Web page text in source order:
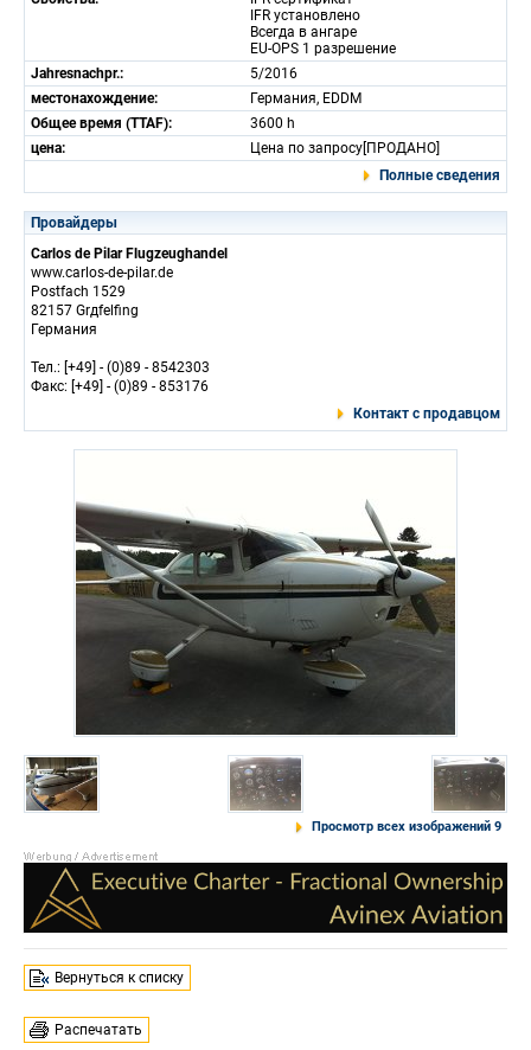
IFR установлено
Всегда в ангаре
EU-OPS 1 разрешение
Jahresnachpr.:
5/2016
местонахождение:
Германия, EDDM
Общее время (TTAF):
3600 h
цена:
Цена по запросу[ПРОДАНО]
Полные сведения
Провайдеры
Carlos de Pilar Flugzeughandel
www.carlos-de-pilar.de
Postfach 1529
82157 Grдfelfing
Германия
Тел.: [+49] - (0)89 - 8542303
Факс: [+49] - (0)89 - 853176
Контакт с продавцом
Просмотр всех изображений 9
Вернуться к списку
Распечатать